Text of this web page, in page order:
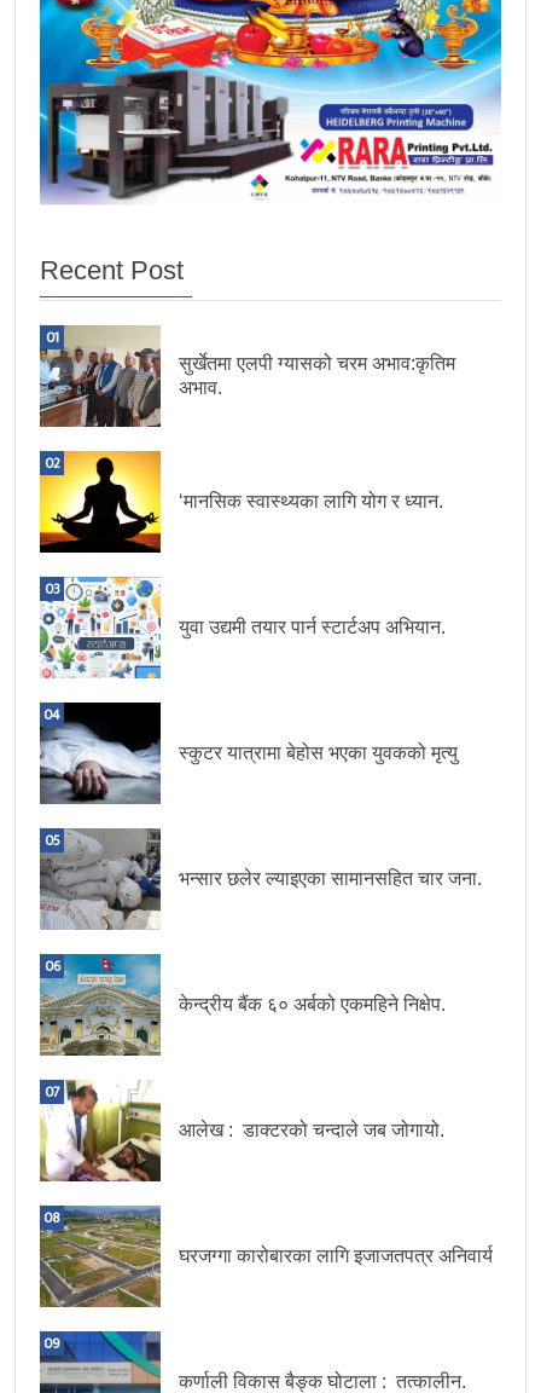
Recent Post
01
सुर्खेतमा एलपी ग्यासको चरम अभाव:कृतिम
अभाव.
02
‘मानसिक स्वास्थ्यका लागि योग र ध्यान.
03
युवा उद्यमी तयार पार्न स्टार्टअप अभियान.
04
स्कुटर यात्रामा बेहोस भएका युवकको मृत्यु
05
भन्सार छलेर ल्याइएका सामानसहित चार जना.
06
केन्द्रीय बैंक ६० अर्बको एकमहिने निक्षेप.
07
आलेख : डाक्टरको चन्दाले जब जोगायो.
08
घरजग्गा कारोबारका लागि इजाजतपत्र अनिवार्य
09
कर्णाली विकास बैङ्क घोटाला : तत्कालीन.